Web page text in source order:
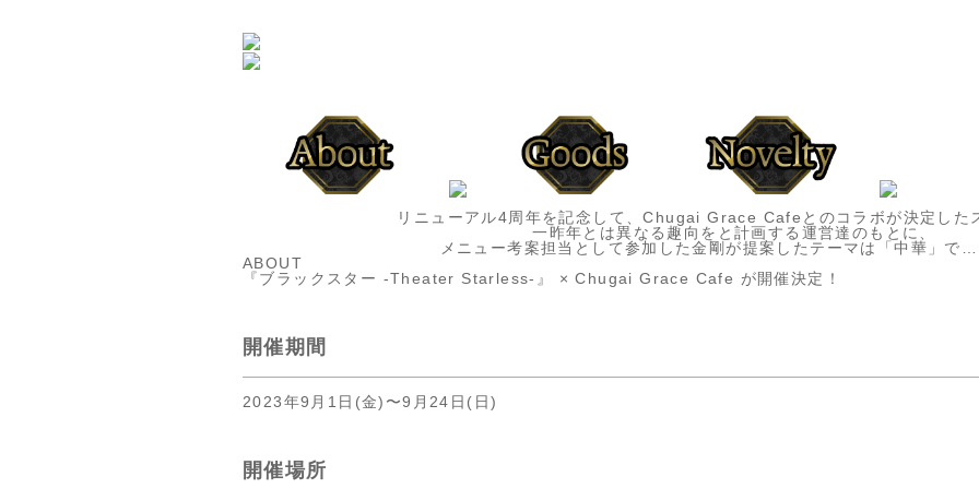
リニューアル4周年を記念して、Chugai Grace Cafeとのコラボが決定した
一昨年とは異なる趣向をと計画する運営達のもとに、
メニュー考案担当として参加した金剛が提案したテーマは「中華」で
ABOUT
『ブラックスター -Theater Starless-』 × Chugai Grace Cafe が開催決定！
開催期間
2023年9月1日(金)〜9月24日(日)
開催場所